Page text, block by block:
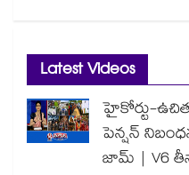
Latest Videos
హైకోర్టు-
పెన్షన్
జామ్ | V6